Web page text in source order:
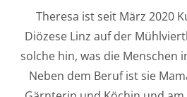
Theresa ist seit März 2020
Diözese Linz auf der
solche hin, was die Menschen
Neben dem Beruf ist sie